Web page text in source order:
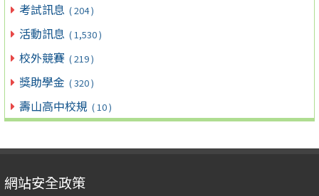
考試訊息 ( 204 )
活動訊息 ( 1,530 )
校外競賽 ( 219 )
獎助學金 ( 320 )
壽山高中校規 ( 10 )
網站安全政策